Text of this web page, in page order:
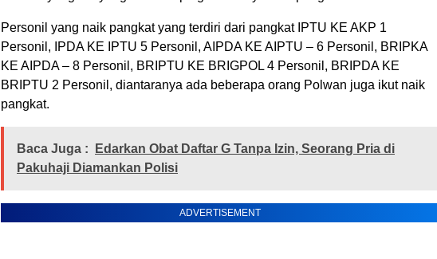
Personil yang naik pangkat yang terdiri dari pangkat IPTU KE AKP 1
Personil, IPDA KE IPTU 5 Personil, ⁠AIPDA KE AIPTU – 6 Personil, ⁠BRIPKA
KE AIPDA – 8 Personil, ⁠BRIPTU KE BRIGPOL 4 Personil, ⁠BRIPDA KE
BRIPTU 2 Personil, diantaranya ada beberapa orang Polwan juga ikut naik
pangkat.
Baca Juga :
Edarkan Obat Daftar G Tanpa Izin, Seorang Pria di
Pakuhaji Diamankan Polisi
ADVERTISEMENT